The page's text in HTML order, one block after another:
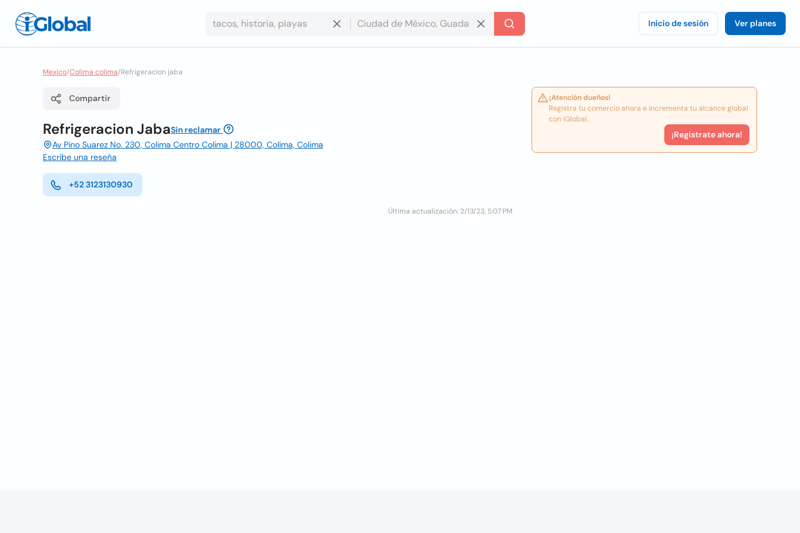
Inicio de sesión Ver planes
Mexico/Colima colima/Refrigeracion jaba
Compartir
Refrigeracion JabaSin reclamar
Av Pino Suarez No. 230, Colima Centro Colima | 28000, Colima, Colima
Escribe una reseña
+52 3123130930
Última actualización: 2/13/23, 5:07 PM
¡Atención dueños!
Registra tu comercio ahora e incrementa tu alcance global
con iGlobal.
¡Registrate ahora!